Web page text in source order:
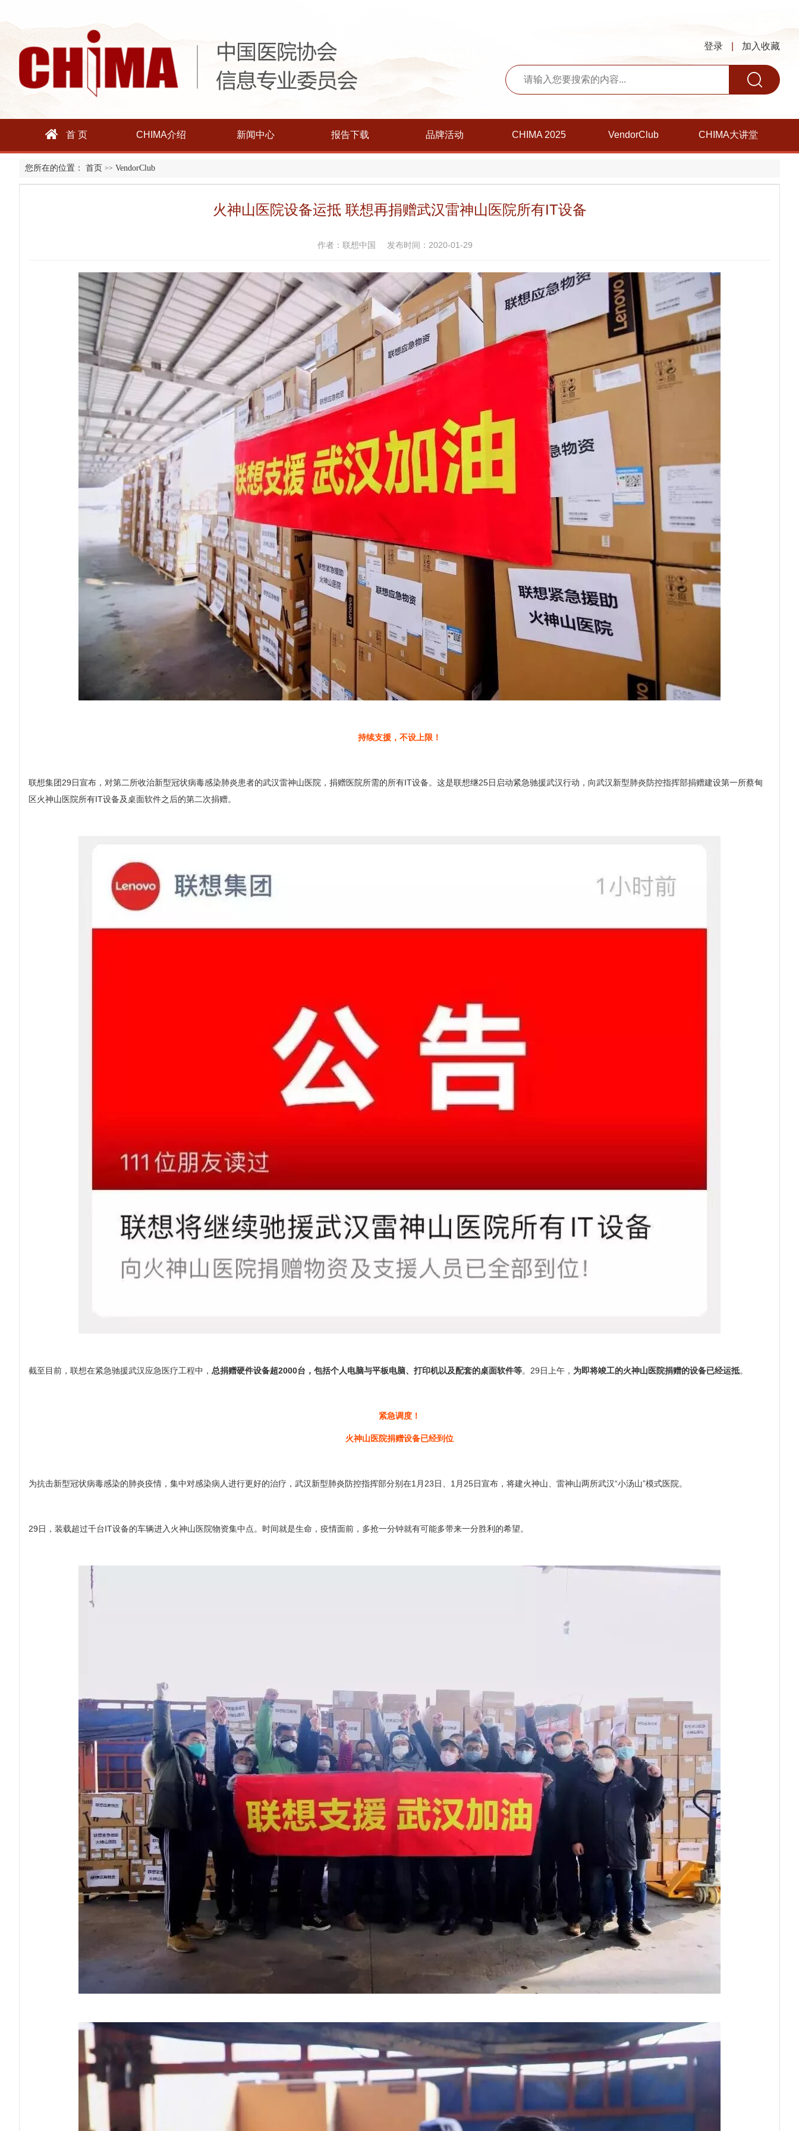
登录 加入收藏
首 页 CHIMA介绍 新闻中心 报告下载 品牌活动 CHIMA 2025 VendorClub CHIMA大讲堂
您所在的位置： 首页 >> VendorClub
火神山医院设备运抵 联想再捐赠武汉雷神山医院所有IT设备
作者：联想中国 发布时间：2020-01-29
持续支援，不设上限！
联想集团29日宣布，对第二所收治新型冠状病毒感染肺炎患者的武汉雷神山医院，捐赠医院所需的所有IT设备。这是联想继25日启动紧急驰援武汉行动，向武汉新型肺炎防控指挥部捐赠建设第一所蔡甸
区火神山医院所有IT设备及桌面软件之后的第二次捐赠。
截至目前，联想在紧急驰援武汉应急医疗工程中， 总捐赠硬件设备超2000台，包括个人电脑与平板电脑、打印机以及配套的桌面软件等。29日上午， 为即将竣工的火神山医院捐赠的设备已经运抵。
紧急调度！
火神山医院捐赠设备已经到位
为抗击新型冠状病毒感染的肺炎疫情，集中对感染病人进行更好的治疗，武汉新型肺炎防控指挥部分别在1月23日、1月25日宣布，将建火神山、雷神山两所武汉“小汤山”模式医院。
29日，装载超过千台IT设备的车辆进入火神山医院物资集中点。时间就是生命，疫情面前，多抢一分钟就有可能多带来一分胜利的希望。